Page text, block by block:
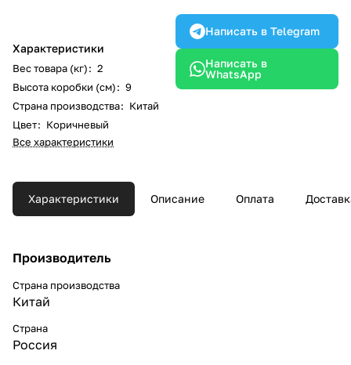
Характеристики
Вес товара (кг): 2
Высота коробки (см): 9
Страна производства: Китай
Цвет: Коричневый
Все характеристики
Написать в Telegram
Написать в
WhatsApp
Характеристики Описание Оплата
Производитель
Страна производства
Китай
Страна
Россия